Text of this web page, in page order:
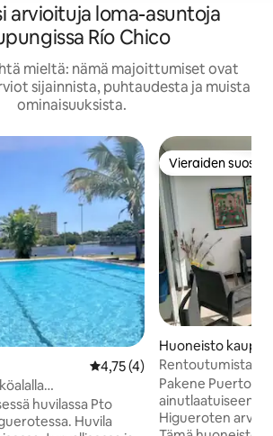
arvioituja loma-asuntoja
Río Chico
mieltä: nämä majoittumiset ovat
sijainnista, puhtaudesta ja muista
ominaisuuksista.
Keskimääräinen arvio 4,75/5,
4,75 (4)
huvilassa Pto
Huvila
Vieraiden
Vieraiden
Huoneisto
rote
Rentoutumista ja
huoneisto Puerto
Pakene Puerto
ainutlaatuiseen
Higueroten